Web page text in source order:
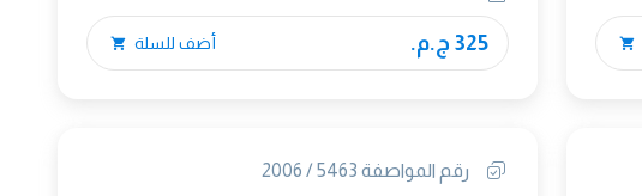
325 ج.م. أضف للسلة
رقم المواصفة 5463 / 2006